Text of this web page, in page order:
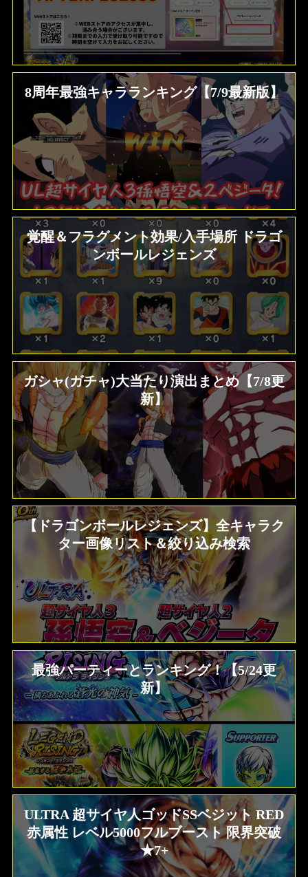
8周年最強キャラランキング【7/9最新版】
覚醒＆フラグメント効果/入手場所 ドラゴ
ンボールレジェンズ
ガシャ(ガチャ)大当たり演出まとめ【7/8更
新】
【ドラゴンボールレジェンズ】全キャラク
ター画像リスト＆絞り込み検索
最強パーティーとランキング！【5/24更
新】
ULTRA 超サイヤ人ゴッドSSベジット RED
赤属性 レベル5000フルブースト 限界突破
★7+